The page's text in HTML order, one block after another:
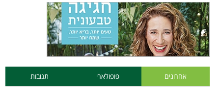
אחרונים פופולארי תגובות